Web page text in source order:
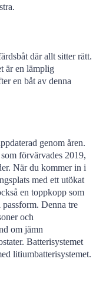
där allt sitter rätt.
är en lämplig
en båt av denna
genom åren.
förvärvades 2019,
När du kommer in i
med ett utökat
en toppkopp som
Denna tre
och
om jämn
Batterisystemet
litiumbatterisystemet.